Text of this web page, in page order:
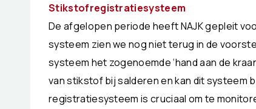
Stikstofregistratiesysteem
De afgelopen periode heeft NAJK gepleit
systeem zien we nog niet terug in de
systeem het zogenoemde ‘hand aan de
van stikstof bij salderen en kan dit systeem
registratiesysteem is cruciaal om te